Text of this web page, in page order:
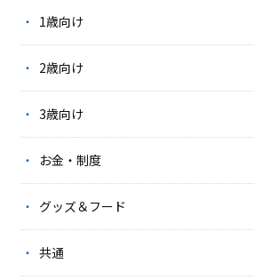
1歳向け
2歳向け
3歳向け
お金・制度
グッズ＆フード
共通